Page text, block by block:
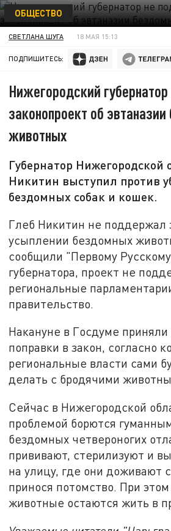
ОБЩЕСТВО
СВЕТЛАНА ШУГА 18 МАЯ 15:13
ПОДПИШИТЕСЬ:
Нижегородский
законопроект об
животных
Губернатор Нижегородской
Никитин выступил против
бездомных собак и кошек.
Глеб Никитин не поддержал
усыплении бездомных
сообщили "Первому
губернатора, проект не
региональные
правительство.
Накануне в Госдуме
поправки в закон, согласно
региональные власти сами
делать с бродячими
Сейчас в Нижегородской
проблемой борются
бездомных четвероногих
прививают, стерилизуют и
на улицу, где они доживают
принося потомство. При
животные остаются жить в